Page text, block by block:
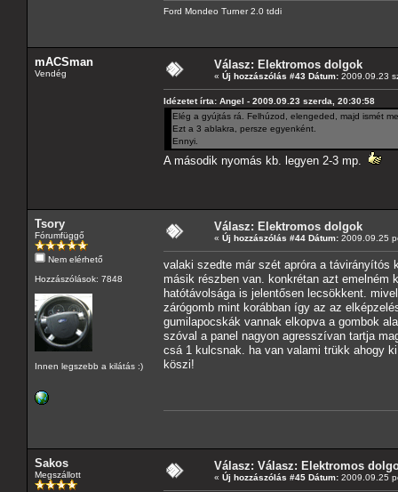
Ford Mondeo Turner 2.0 tddi
mACSman
Vendég
Válasz: Elektromos dolgok
« Új hozzászólás #43 Dátum: 2009.09.23
Idézetet írta: Angel - 2009.09.23 szerda, 20:30:58
Elég a gyújtás rá. Felhúzod, elengeded, majd ismét
Ezt a 3 ablakra, persze egyenként.
Ennyi.
A második nyomás kb. legyen 2-3 mp.
Tsory
Fórumfüggő
Nem elérhető
Hozzászólások: 7848
Innen legszebb a kilátás :)
Válasz: Elektromos dolgok
« Új hozzászólás #44 Dátum: 2009.09.25
valaki szedte már szét apróra a távirányítós
másik részben van. konkrétan azt emelném
hatótávolsága is jelentősen lecsökkent.
zárógomb mint korábban így az az
gumilapocskák vannak elkopva a gombok
szóval a panel nagyon agresszívan tartja
csá 1 kulcsnak. ha van valami trükk ahogy
köszi!
Sakos
Megszállott
Válasz: Válasz: Elektromos
« Új hozzászólás #45 Dátum: 2009.09.25